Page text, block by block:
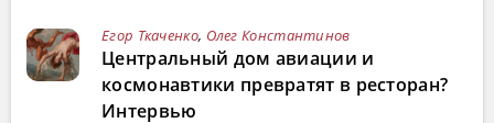
Егор Ткаченко, Олег Константинов
Центральный дом авиации и
космонавтики превратят в ресторан?
Интервью